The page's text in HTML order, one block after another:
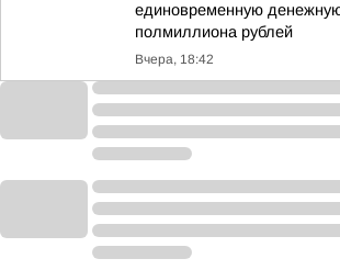
единовременную
полмиллиона рублей
Вчера, 18:42